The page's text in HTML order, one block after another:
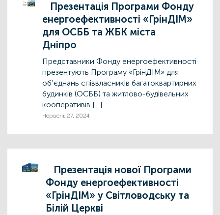
Презентація Програми Фонду
енергоефективності «ГрінДІМ»
для ОСББ та ЖБК міста
Дніпро
Представники Фонду енергоефективності
презентують Програму «ГрінДІМ» для
об’єднань співвласників багатоквартирних
будинків (ОСББ) та житлово-будівельних
кооперативів […]
Червень 27, 2024
Презентація нової Програми
Фонду енергоефективності
«ГрінДІМ» у Світловодську та
Білій Церкві